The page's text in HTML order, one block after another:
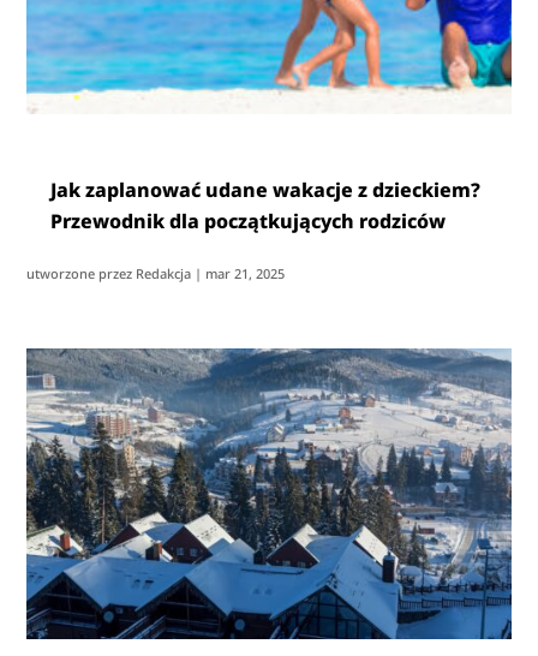
Jak zaplanować udane wakacje z dzieckiem?
Przewodnik dla początkujących rodziców
utworzone przez Redakcja | mar 21, 2025